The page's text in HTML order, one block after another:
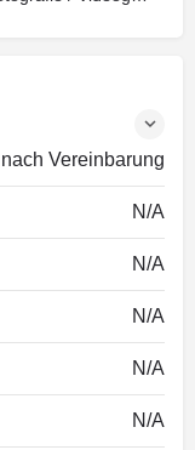
Vereinbarung
N/A
N/A
N/A
N/A
N/A